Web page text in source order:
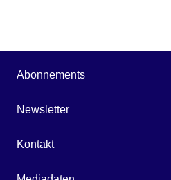
Abonnements
Newsletter
Kontakt